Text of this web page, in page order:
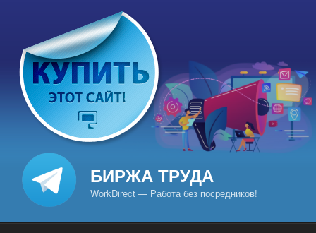
содержимому
БИРЖА ТРУДА
WorkDirect — Работа без посредников!